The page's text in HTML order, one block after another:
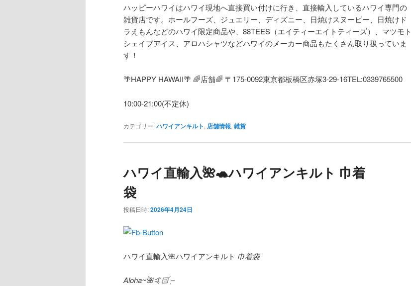
ハッピーハワイはハワイ現地へ直接買い付けに行き、直接輸入しているハワイ専門の
雑貨店です。ホールフーズ、ジュエリー、ディズニー、日焼けスヌーピー、日焼けド
ラえもんなどのハワイ限定商品や、 88TEES （エイティーエイトティーズ）、マツモト
シェイブアイス、アロハシャツなどハワイのメーカー商品もたくさん取り扱っていま
す！
🌴HAPPY HAWAII🌴 🌈店舗🌈 〒 175-0092東京都板橋区赤塚3-29-16TEL:0339765500
10:00-21:00(不定休)
カテゴリー:ハワイアンキルト, 店舗情報, 雑貨
ハワイ直輸入🌺🐢ハワイアンキルト 巾着
袋
投稿日時:2026年4月24日
ハワイ直輸入🌺ハワイアンキルト 巾着袋
Aloha~🌺🤙🏻̖́–